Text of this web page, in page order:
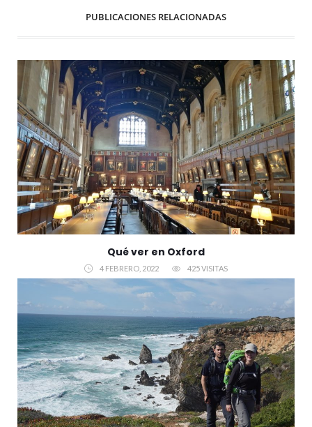
PUBLICACIONES RELACIONADAS
Qué ver en Oxford
4 FEBRERO, 2022 425 VISITAS